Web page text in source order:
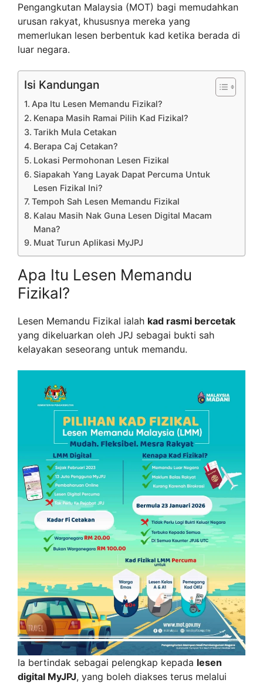
Pengangkutan Malaysia (MOT) bagi memudahkan
urusan rakyat, khususnya mereka yang
memerlukan lesen berbentuk kad ketika berada di
luar negara.
Isi Kandungan
Apa Itu Lesen Memandu Fizikal?
Kenapa Masih Ramai Pilih Kad Fizikal?
Tarikh Mula Cetakan
Berapa Caj Cetakan?
Lokasi Permohonan Lesen Fizikal
Siapakah Yang Layak Dapat Percuma Untuk
Lesen Fizikal Ini?
Tempoh Sah Lesen Memandu Fizikal
Kalau Masih Nak Guna Lesen Digital Macam
Mana?
Muat Turun Aplikasi MyJPJ
Apa Itu Lesen Memandu
Fizikal?
Lesen Memandu Fizikal ialah kad rasmi bercetak
yang dikeluarkan oleh JPJ sebagai bukti sah
kelayakan seseorang untuk memandu.
Ia bertindak sebagai pelengkap kepada lesen
digital MyJPJ, yang boleh diakses terus melalui